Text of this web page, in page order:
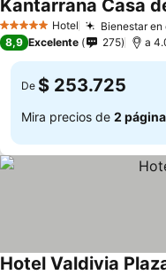
5 Estrellas Hotel Bienestar en
Kantarrana Casa
8,9 Excelente 275 a
De $ 253.725
Mira precios de 2
Hotel Valdivia